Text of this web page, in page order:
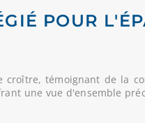
POUR
croître, témoignant de la
une vue d'ensemble